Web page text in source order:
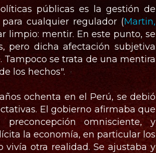
públicas es la gestión de
cualquier regulador (Martin,
limpio: mentir. En este punto, se
pero dicha afectación subjetiva
se trata de una mentira
los hechos".
ochenta en el Perú, se debió
El gobierno afirmaba que
omnisciente, y
la economía, en particular los
vivía otra realidad. Se ajustaba y